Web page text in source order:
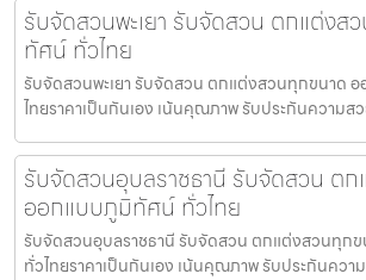
รับจัดสวนพะเยา รับจัดสวน ตกแต่งส
ทัศน์ ทั่วไทย
รับจัดสวนพะเยา รับจัดสวน ตกแต่งสวนทุกขนาด
ไทยราคาเป็นกันเอง เน้นคุณภาพ รับประกันความส
รับจัดสวนอุบลราชธานี รับจัดสวน ตก
ออกแบบภูมิทัศน์ ทั่วไทย
รับจัดสวนอุบลราชธานี รับจัดสวน ตกแต่งสวนทุก
ทั่วไทยราคาเป็นกันเอง เน้นคุณภาพ รับประกันควา